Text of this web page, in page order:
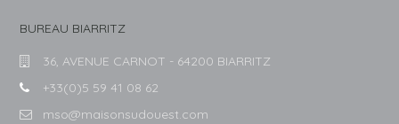
BUREAU BIARRITZ
36, AVENUE CARNOT - 64200 BIARRITZ
+33(0)5 59 41 08 62
mso@maisonsudouest.com